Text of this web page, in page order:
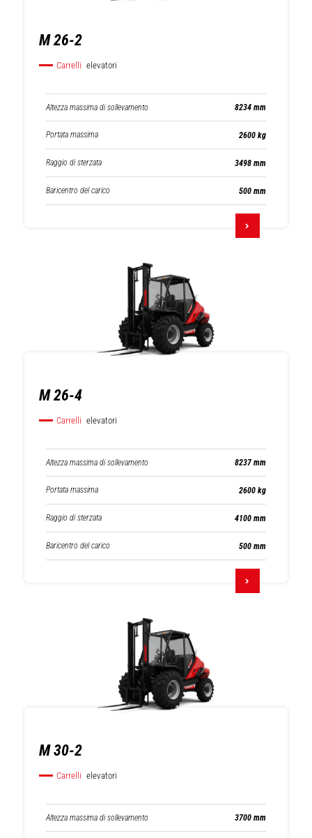
M 26-2
Carrelli elevatori
Altezza massima di sollevamento 8234 mm
Portata massima 2600 kg
Raggio di sterzata 3498 mm
Baricentro del carico 500 mm
M 26-4
Carrelli elevatori
Altezza massima di sollevamento 8237 mm
Portata massima 2600 kg
Raggio di sterzata 4100 mm
Baricentro del carico 500 mm
M 30-2
Carrelli elevatori
Altezza massima di sollevamento 3700 mm